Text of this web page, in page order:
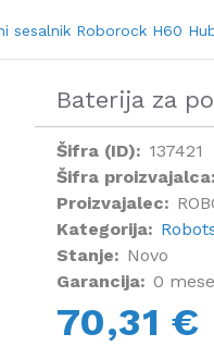
sesalnik Roborock H60
Baterija za
Šifra (ID): 137421
Šifra proizvajalca:
Proizvajalec:
Kategorija:
Stanje: Novo
Garancija: 0
70,31 €